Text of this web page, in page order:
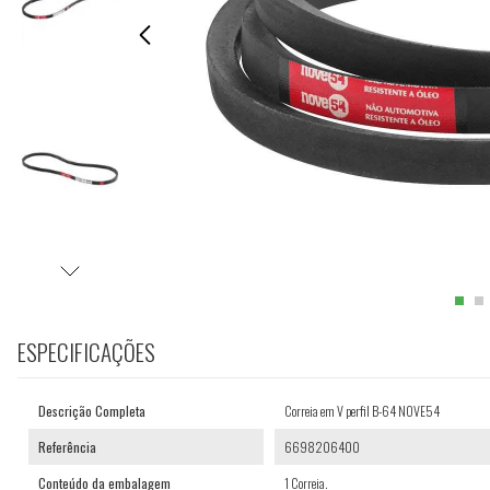
ESPECIFICAÇÕES
Descrição Completa
Correia em V perfil B-64 NOVE54
Referência
6698206400
Conteúdo da embalagem
1 Correia.